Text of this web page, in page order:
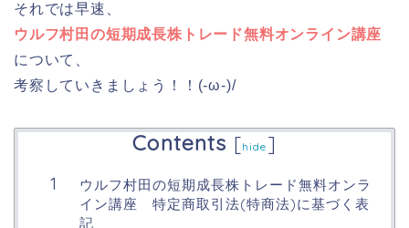
それでは早速、
ウルフ村田の短期成長株トレード無料オンライン講座
について、
考察していきましょう！！(-ω-)/
Contents [hide ]
ウルフ村田の短期成長株トレード無料オンラ
イン講座 特定商取引法(特商法)に基づく表
記